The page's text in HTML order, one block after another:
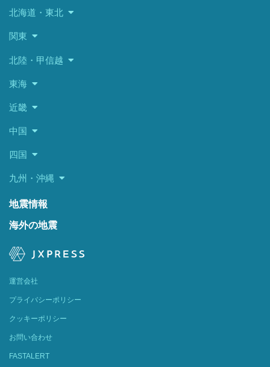
北海道・東北
関東
北陸・甲信越
東海
近畿
中国
四国
九州・沖縄
地震情報
海外の地震
運営会社
プライバシーポリシー
クッキーポリシー
お問い合わせ
FASTALERT